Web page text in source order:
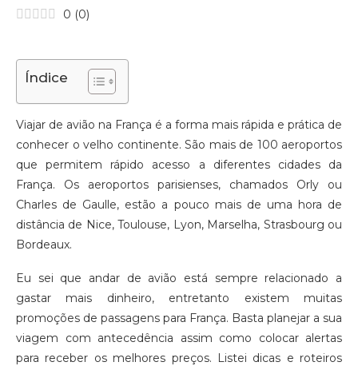
0 (0)
Índice
Viajar de avião na França é a forma mais rápida e prática de
conhecer o velho continente. São mais de 100 aeroportos
que permitem rápido acesso a diferentes cidades da
França. Os aeroportos parisienses, chamados Orly ou
Charles de Gaulle, estão a pouco mais de uma hora de
distância de Nice, Toulouse, Lyon, Marselha, Strasbourg ou
Bordeaux.
Eu sei que andar de avião está sempre relacionado a
gastar mais dinheiro, entretanto existem muitas
promoções de passagens para França. Basta planejar a sua
viagem com antecedência assim como colocar alertas
para receber os melhores preços. Listei dicas e roteiros